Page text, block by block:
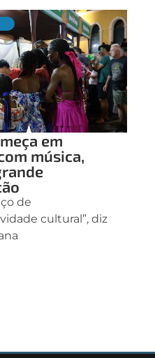
em
música,
de
cultural”, diz